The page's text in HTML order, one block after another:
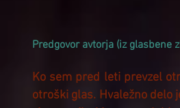
Predgovor avtorja (iz glasbene
Ko sem pred leti prevzel
otroški glas. Hvaležno delo